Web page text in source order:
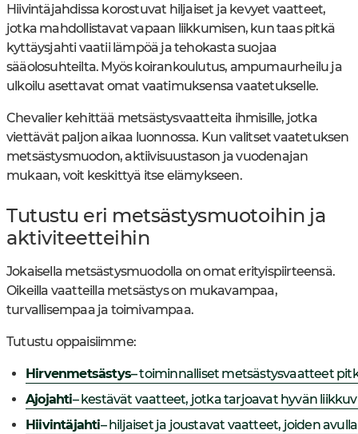
Hiivintäjahdissa korostuvat hiljaiset ja kevyet vaatteet,
jotka mahdollistavat vapaan liikkumisen, kun taas pitkä
kyttäysjahti vaatii lämpöä ja tehokasta suojaa
sääolosuhteilta. Myös koirankoulutus, ampumaurheilu ja
ulkoilu asettavat omat vaatimuksensa vaatetukselle.
Chevalier kehittää metsästysvaatteita ihmisille, jotka
viettävät paljon aikaa luonnossa. Kun valitset vaatetuksen
metsästysmuodon, aktiivisuustason ja vuodenajan
mukaan, voit keskittyä itse elämykseen.
Tutustu eri metsästysmuotoihin ja
aktiviteetteihin
Jokaisella metsästysmuodolla on omat erityispiirteensä.
Oikeilla vaatteilla metsästys on mukavampaa,
turvallisempaa ja toimivampaa.
Tutustu oppaisiimme:
Hirvenmetsästys– toiminnalliset metsästysvaatteet
Ajojahti– kestävät vaatteet, jotka tarjoavat hyvän
Hiivintäjahti– hiljaiset ja joustavat vaatteet, joiden